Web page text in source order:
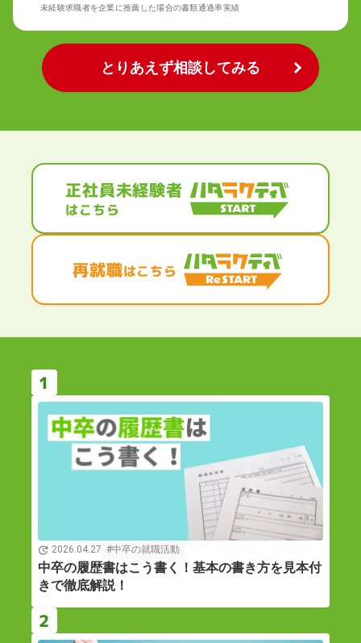
未経験求職者を企業に推薦した場合の書類通過率実績
とりあえず相談してみる
正社員未経験者
はこちら
再就職はこちら
1
2026.04.27 中卒の就職活動
中卒の履歴書はこう書く！基本の書き方を見本付
きで徹底解説！
2